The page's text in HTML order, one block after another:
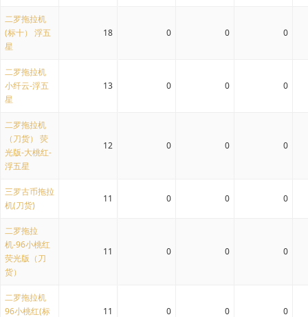
二罗拖拉机
(标十） 浮五
星
18 0 0 0
二罗拖拉机
小纤云-浮五
星
13 0 0 0
二罗拖拉机
（刀货） 荧
光版-大桃红-
浮五星
12 0 0 0
三罗古币拖拉
机(刀货)
11 0 0 0
二罗拖拉
机-96小桃红
荧光版（刀
货）
11 0 0 0
二罗拖拉机
96小桃红(标
11 0 0 0